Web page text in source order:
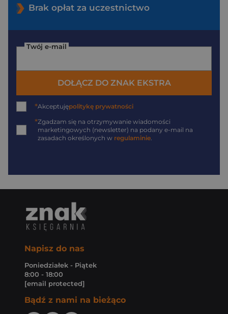
Brak opłat za uczestnictwo
Twój e-mail
DOŁĄCZ DO ZNAK EKSTRA
*Akceptujępolitykę prywatności
*Zgadzam się na otrzymywanie wiadomości
marketingowych (newsletter) na podany e-mail na
zasadach określonych w regulaminie
Napisz do nas
Poniedziałek - Piątek
8:00 - 18:00
[email protected]
Bądź z nami na bieżąco